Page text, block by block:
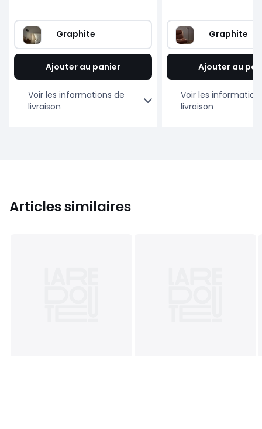
Graphite
Ajouter au panier
Voir les informations de
livraison
Graphite
Ajouter au
Voir les
livraison
Articles similaires